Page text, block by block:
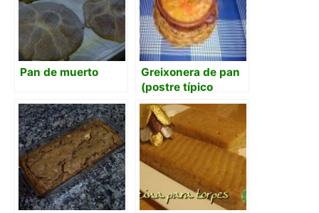
Pan de muerto
Greixonera de pan
(postre típico
ibicenco)